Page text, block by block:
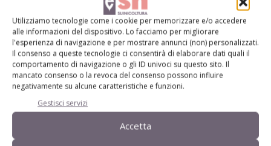
Utilizziamo tecnologie come i cookie per memorizzare e/o accedere
alle informazioni del dispositivo. Lo facciamo per migliorare
l'esperienza di navigazione e per mostrare annunci (non) personalizzati.
Il consenso a queste tecnologie ci consentirà di elaborare dati quali il
comportamento di navigazione o gli ID univoci su questo sito. Il
mancato consenso o la revoca del consenso possono influire
negativamente su alcune caratteristiche e funzioni.
Gestisci servizi
Accetta
maiale: parametri legati a durata e spettro sonoro dei
vocalizzi sono stati utilizzati per mettere a punto un
algoritmo per il rilevamento automatico degli strilli.
Nonostante, a causa dell'utilizzo di microfoni senza
telecamera nei due studi sopra menzionati, non si stato
possibile attribuire una causa agli strilli rilevati, essi
confermano comunque che i vocalizzi dei suini possono
essere chiaramente identificati nei dati sonori e che è
possibile un monitoraggio automatico di quelli causati da